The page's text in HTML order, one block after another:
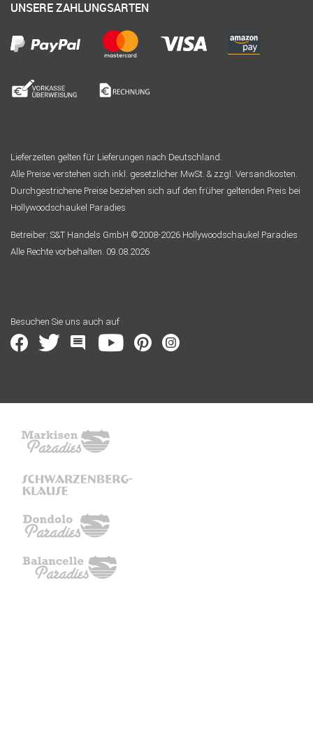
UNSERE ZAHLUNGSARTEN
Lieferzeiten gelten für Lieferungen nach Deutschland.
Alle Preise verstehen sich inkl. gesetzlicher MwSt. & zzgl. Versandkosten.
Durchgestrichene Preise beziehen sich auf den früher geltenden Preis bei
Hollywoodschaukel Paradies
Betreiber: S&T Handels GmbH ©2008-2026 Hollywoodschaukel Paradies
Alle Rechte vorbehalten. 09.08.2026
Besuchen Sie uns auch auf